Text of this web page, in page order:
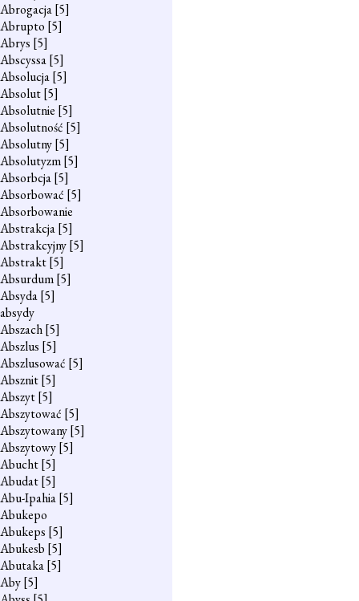
Abrogacja[5]
Abrupto [5]
Abrys [5]
Abscyssa[5]
Absolucja[5]
Absolut[5]
Absolutnie [5]
Absolutność [5]
Absolutny[5]
Absolutyzm[5]
Absorbcja[5]
Absorbować [5]
Absorbowanie
Abstrakcja[5]
Abstrakcyjny[5]
Abstrakt[5]
Absurdum[5]
Absyda[5]
absydy
Abszach[5]
Abszlus [5]
Abszlusować [5]
Absznit[5]
Abszyt[5]
Abszytować [5]
Abszytowany[5]
Abszytowy[5]
Abucht[5]
Abudat[5]
Abu-Ipahia[5]
Abukepo
Abukeps [5]
Abukesb [5]
Abutaka[5]
Aby[5]